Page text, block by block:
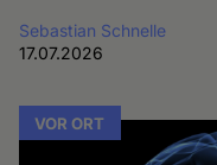
Sebastian Schnelle
17.07.2026
VOR ORT